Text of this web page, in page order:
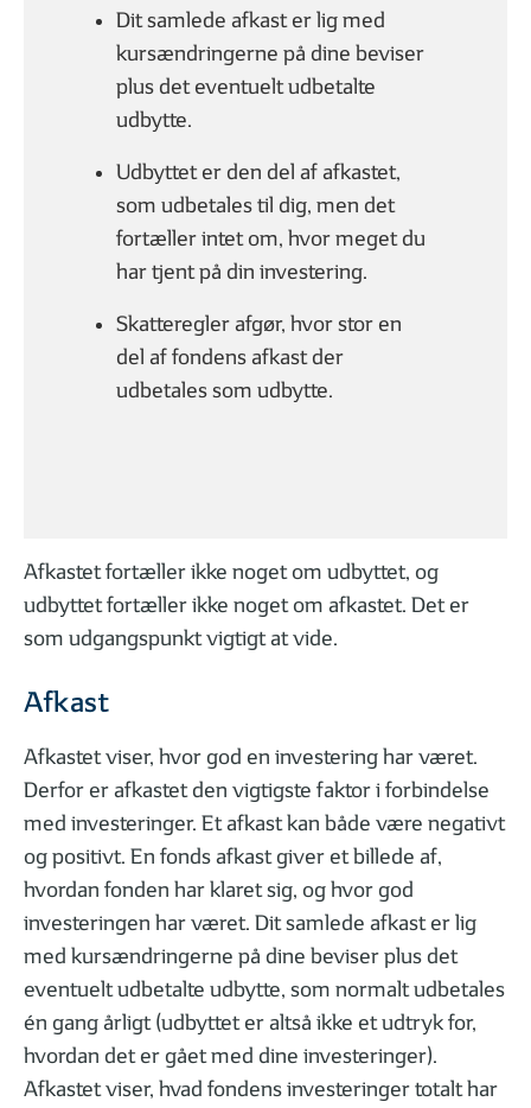
Dit samlede afkast er lig med
kursændringerne på dine beviser
plus det eventuelt udbetalte
udbytte.
Udbyttet er den del af afkastet,
som udbetales til dig, men det
fortæller intet om, hvor meget du
har tjent på din investering.
Skatteregler afgør, hvor stor en
del af fondens afkast der
udbetales som udbytte.
Afkastet fortæller ikke noget om udbyttet, og
udbyttet fortæller ikke noget om afkastet. Det er
som udgangspunkt vigtigt at vide.
Afkast
Afkastet viser, hvor god en investering har været.
Derfor er afkastet den vigtigste faktor i forbindelse
med investeringer. Et afkast kan både være negativt
og positivt. En fonds afkast giver et billede af,
hvordan fonden har klaret sig, og hvor god
investeringen har været. Dit samlede afkast er lig
med kursændringerne på dine beviser plus det
eventuelt udbetalte udbytte, som normalt udbetales
én gang årligt (udbyttet er altså ikke et udtryk for,
hvordan det er gået med dine investeringer).
Afkastet viser, hvad fondens investeringer totalt har
GODT I GANG MED INVESTERING
DET FÅR DU I EN INVESTERINGSFORENING
01| 06 LÆST
Hvad er et investeringsbevis?
02| 06
De 6 mest
FØLG DINE INVESTERINGER